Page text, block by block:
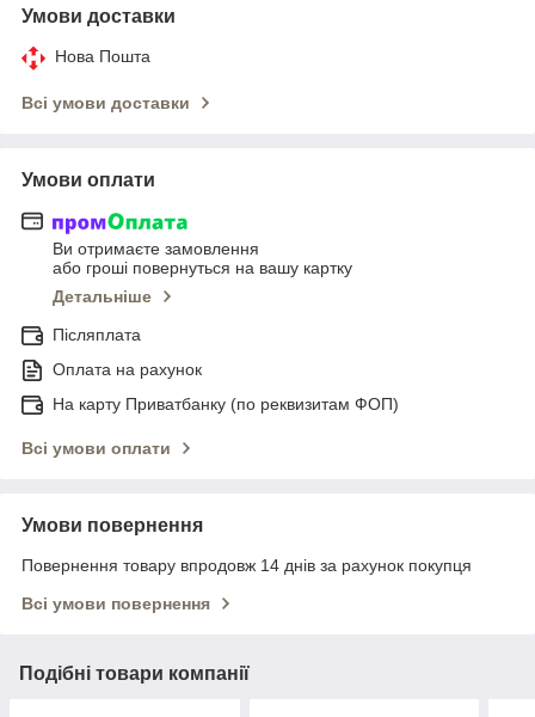
Умови доставки
Нова Пошта
Всі умови доставки
Умови оплати
Ви отримаєте замовлення
або гроші повернуться на вашу картку
Детальніше
Післяплата
Оплата на рахунок
На карту Приватбанку (по реквизитам ФОП)
Всі умови оплати
Умови повернення
Повернення товару впродовж 14 днів за рахунок покупця
Всі умови повернення
Подібні товари компанії